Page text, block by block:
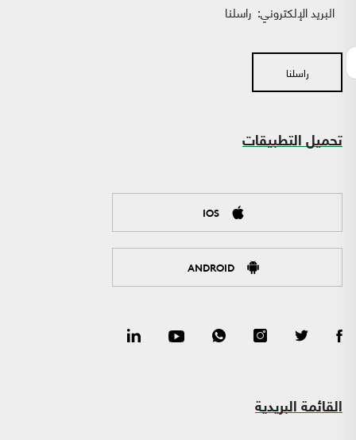
البريد الإلكتروني: راسلنا
راسلنا
تحميل التطبيقات
IOS
ANDROID
القائمة البريدية